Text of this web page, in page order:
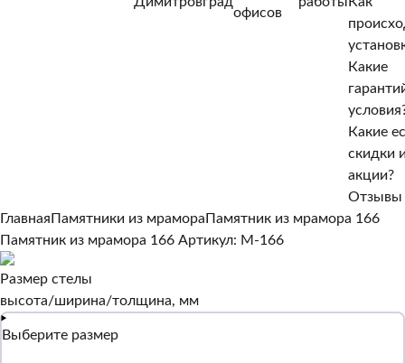
офисов
Какие
Какие
скидки
акции?
Отзывы
Главная Памятники из мрамора Памятник из мрамора 166
Памятник из мрамора 166 Артикул: M-166
Размер стелы
высота/ширина/толщина, мм
Выберите размер